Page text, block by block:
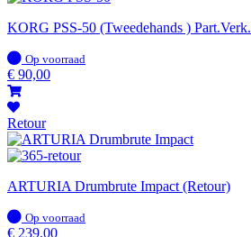
KORG PSS-50 (Tweedehands ) Part.Verk.
Op
voorraad
Op voorraad
€ 90,00
Retour
ARTURIA Drumbrute Impact (Retour)
Op
voorraad
Op voorraad
€ 239,00